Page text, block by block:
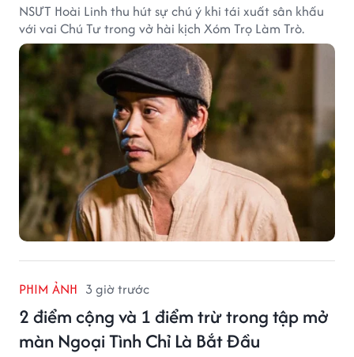
NSƯT Hoài Linh thu hút sự chú ý khi tái xuất sân khấu
với vai Chú Tư trong vở hài kịch Xóm Trọ Làm Trò.
PHIM ẢNH 3 giờ trước
2 điểm cộng và 1 điểm trừ trong tập mở
màn Ngoại Tình Chỉ Là Bắt Đầu